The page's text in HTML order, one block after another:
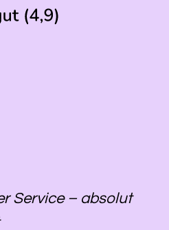
Service – absolut